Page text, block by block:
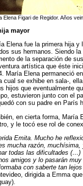
Elena Figari de Regidor. Años
mayor
Elena fue la primera hija
sus hermanos. Siendo
de la separación de
artística que éste
María Elena permaneció
cual se exhibe en sala-,
hijos que eventualmente
estuvieron junto con el
con su padre en París
en cierta forma, María
y le tocó ese rol de
Emita. Mucho he
mucha razón,
todas las dificultades (…)
amigos y lo pasarán
con saberte tan
dirigida a Emma